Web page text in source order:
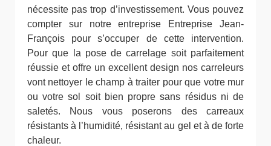
nécessite pas trop d’investissement. Vous pouvez
compter sur notre entreprise Entreprise Jean-
François pour s’occuper de cette intervention.
Pour que la pose de carrelage soit parfaitement
réussie et offre un excellent design nos carreleurs
vont nettoyer le champ à traiter pour que votre mur
ou votre sol soit bien propre sans résidus ni de
saletés. Nous vous poserons des carreaux
résistants à l’humidité, résistant au gel et à de forte
chaleur.